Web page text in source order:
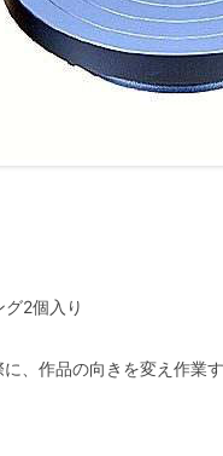
2個入り
、作品の向きを変え作業